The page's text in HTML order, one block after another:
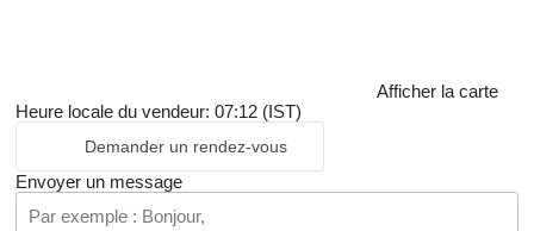
Afficher la carte
Heure locale du vendeur: 07:12 (IST)
Demander un rendez-vous
Envoyer un message